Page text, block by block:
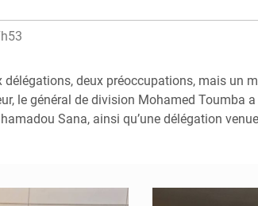
deux préoccupations, mais un
le général de division Mohamed Toumba
Sana, ainsi qu’une délégation